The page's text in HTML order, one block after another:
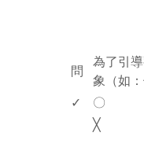
問
為了引
象（如
✓
〇
╳